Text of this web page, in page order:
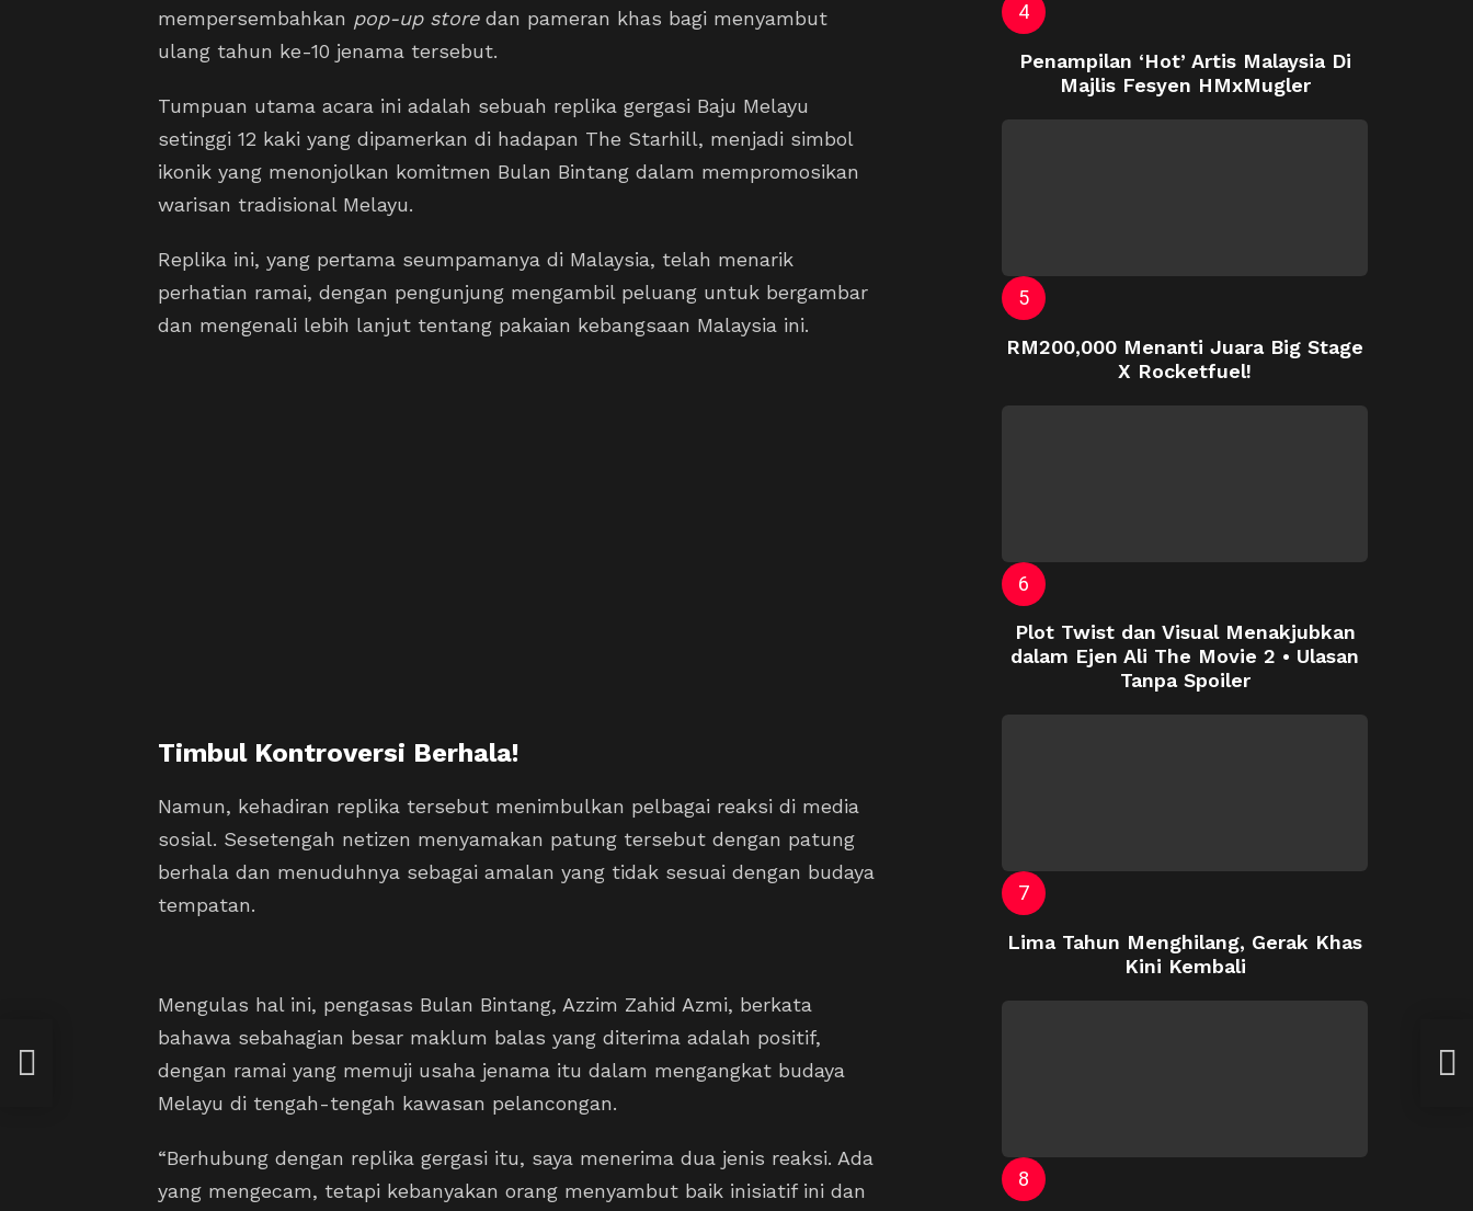
mempersembahkan pop-up storedan pameran khas bagi menyambut
ulang tahun ke-10 jenama tersebut.
Tumpuan utama acara ini adalah sebuah replika gergasi Baju Melayu
setinggi 12 kaki yang dipamerkan di hadapan The Starhill, menjadi simbol
ikonik yang menonjolkan komitmen Bulan Bintang dalam mempromosikan
warisan tradisional Melayu.
Replika ini, yang pertama seumpamanya di Malaysia, telah menarik
perhatian ramai, dengan pengunjung mengambil peluang untuk bergambar
dan mengenali lebih lanjut tentang pakaian kebangsaan Malaysia ini.
Timbul Kontroversi Berhala!
Namun, kehadiran replika tersebut menimbulkan pelbagai reaksi di media
sosial. Sesetengah netizen menyamakan patung tersebut dengan patung
berhala dan menuduhnya sebagai amalan yang tidak sesuai dengan budaya
tempatan.
Mengulas hal ini, pengasas Bulan Bintang, Azzim Zahid Azmi, berkata
bahawa sebahagian besar maklum balas yang diterima adalah positif,
dengan ramai yang memuji usaha jenama itu dalam mengangkat budaya
Melayu di tengah-tengah kawasan pelancongan.
“Berhubung dengan replika gergasi itu, saya menerima dua jenis reaksi. Ada
yang mengecam, tetapi kebanyakan orang menyambut baik inisiatif ini dan
Penampilan ‘Hot’ Artis Malaysia Di
Majlis Fesyen HMxMugler
RM200,000 Menanti Juara Big Stage
X Rocketfuel!
Plot Twist dan Visual Menakjubkan
dalam Ejen Ali The Movie 2 • Ulasan
Tanpa Spoiler
Lima Tahun Menghilang, Gerak Khas
Kini Kembali